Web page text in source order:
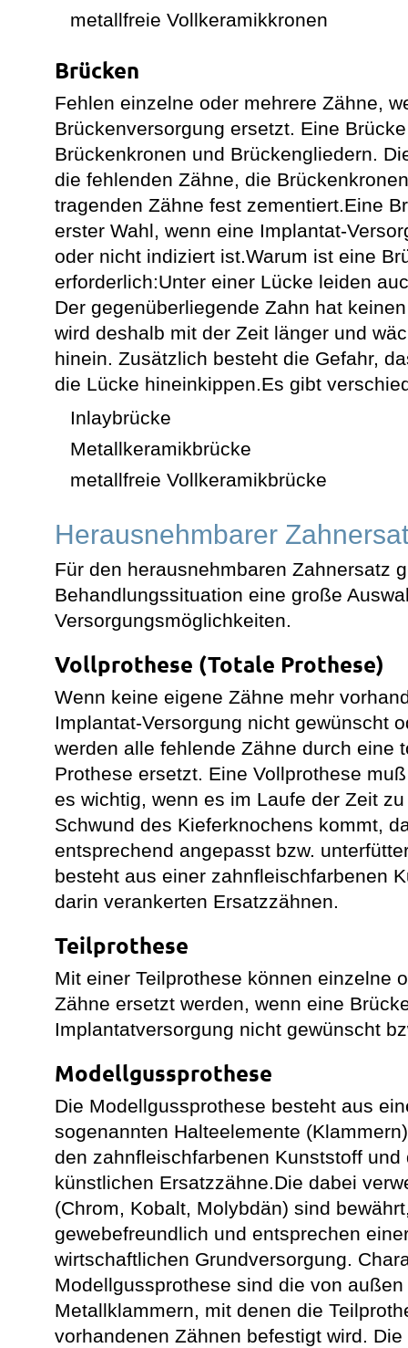
metallfreie Vollkeramikkronen
Brücken
Fehlen einzelne oder mehrere Zähne,
Brückenversorgung ersetzt. Eine
Brückenkronen und Brückengliedern.
die fehlenden Zähne, die
tragenden Zähne fest zementiert.Eine
erster Wahl, wenn eine Implantat-
oder nicht indiziert ist.Warum ist eine
erforderlich:Unter einer Lücke leiden
Der gegenüberliegende Zahn hat
wird deshalb mit der Zeit länger und
hinein. Zusätzlich besteht die Gefahr,
die Lücke hineinkippen.Es gibt
Inlaybrücke
Metallkeramikbrücke
metallfreie Vollkeramikbrücke
Herausnehmbarer
Für den herausnehmbaren Zahnersatz
Behandlungssituation eine große
Versorgungsmöglichkeiten.
Vollprothese (Totale Prothese)
Wenn keine eigene Zähne mehr
Implantat-Versorgung nicht gewünscht
werden alle fehlende Zähne durch eine
Prothese ersetzt. Eine Vollprothese
es wichtig, wenn es im Laufe der Zeit
Schwund des Kieferknochens kommt,
entsprechend angepasst bzw.
besteht aus einer zahnfleischfarbenen
darin verankerten Ersatzzähnen.
Teilprothese
Mit einer Teilprothese können einzelne
Zähne ersetzt werden, wenn eine
Implantatversorgung nicht gewünscht
Modellgussprothese
Die Modellgussprothese besteht aus
sogenannten Halteelemente
den zahnfleischfarbenen Kunststoff
künstlichen Ersatzzähne.Die dabei
(Chrom, Kobalt, Molybdän) sind
gewebefreundlich und entsprechen
wirtschaftlichen Grundversorgung.
Modellgussprothese sind die von
Metallklammern, mit denen die
vorhandenen Zähnen befestigt wird.